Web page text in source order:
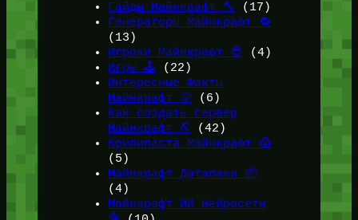
Гайды Майнкрафт 🔨
(17)
Генераторы Майнкрафт 🔁
(13)
Игроки Майнкрафт 😎 (4)
Игры 🕹️ (22)
Интересные Факты
Майнкрафт 💡(6)
Как создать сервер
Майнкрафт ⛏️ (42)
Крипипаста Майнкрафт 😱
(5)
Майнкрафт Датапаки 📦
(4)
Майнкрафт ИИ Нейросети